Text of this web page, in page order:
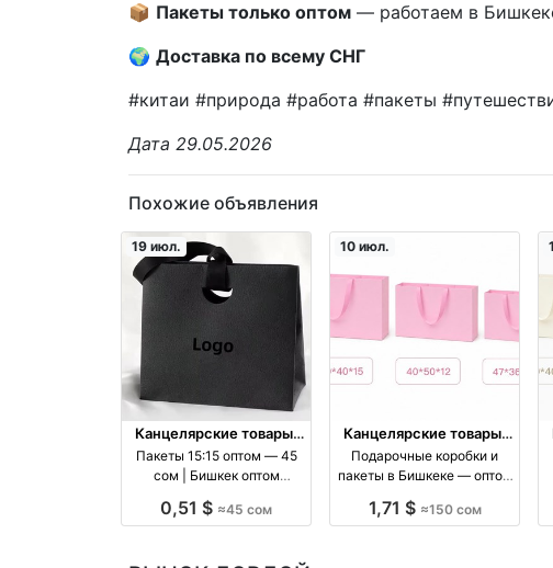
📦 Пакеты только оптом — работаем в
🌍 Доставка по всему СНГ
#китаи #природа #работа #пакеты
Дата 29.05.2026
Похожие объявления
19 июл.
Канцелярские товары,
книги, учебники
Пакеты 15:15 оптом — 45
сом | Бишкек оптом
0,51 $ ≈45 сом
10 июл.
Канцелярские товары,
книги, учебники
Подарочные коробки и
пакеты в Бишкеке — оптом
40×50×12 оптом
1,71 $ ≈150 сом